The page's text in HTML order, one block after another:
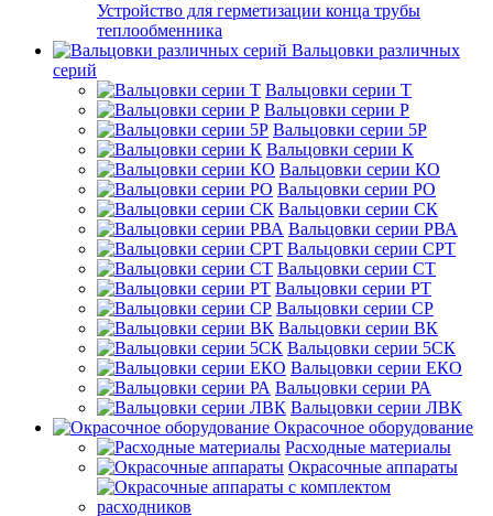
Устройство для герметизации конца трубы
теплообменника
Вальцовки различных
серий
Вальцовки серии Т
Вальцовки серии Р
Вальцовки серии 5Р
Вальцовки серии К
Вальцовки серии КО
Вальцовки серии РО
Вальцовки серии СК
Вальцовки серии РВА
Вальцовки серии СРТ
Вальцовки серии СТ
Вальцовки серии РТ
Вальцовки серии СР
Вальцовки серии ВК
Вальцовки серии 5СК
Вальцовки серии ЕКО
Вальцовки серии РА
Вальцовки серии ЛВК
Окрасочное оборудование
Расходные материалы
Окрасочные аппараты